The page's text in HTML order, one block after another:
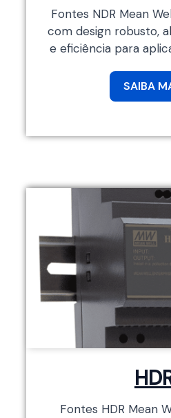
Fontes NDR Mean
com design robusto,
e eficiência para
SAIBA
Fontes HDR Mean